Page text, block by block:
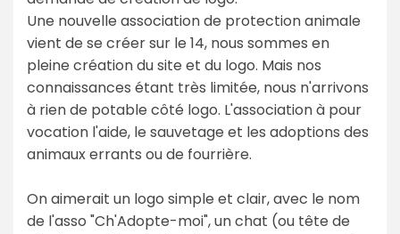
Une nouvelle association de protection animale
vient de se créer sur le 14, nous sommes en
pleine création du site et du logo. Mais nos
connaissances étant très limitée, nous n'arrivons
à rien de potable côté logo. L'association à pour
vocation l'aide, le sauvetage et les adoptions des
animaux errants ou de fourrière.
On aimerait un logo simple et clair, avec le nom
de l'asso "Ch'Adopte-moi", un chat (ou tête de